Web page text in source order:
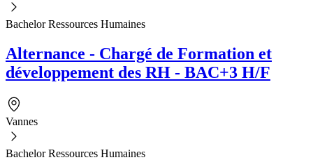
Bachelor Ressources Humaines
Alternance - Chargé de Formation et
développement des RH - BAC+3 H/F
Vannes
Bachelor Ressources Humaines